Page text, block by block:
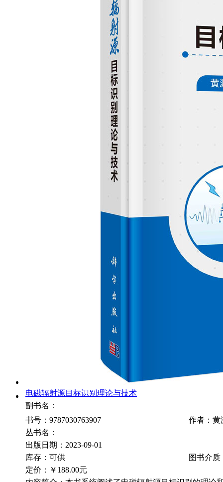
电磁辐射源目标识别理论与技术
副书名：
书号：9787030763907
作者：黄
丛书名：
出版日期：2023-09-01
库存：可供
图书介质
定价：
￥188.00元